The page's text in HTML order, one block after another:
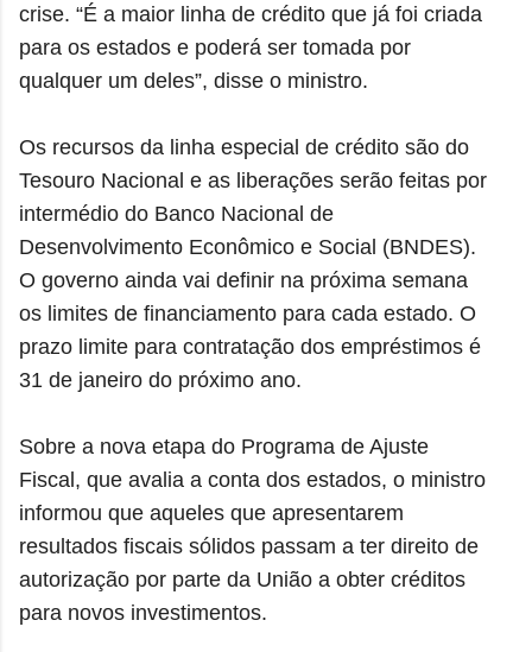
crise. “É a maior linha de crédito que já foi criada
para os estados e poderá ser tomada por
qualquer um deles”, disse o ministro.
Os recursos da linha especial de crédito são do
Tesouro Nacional e as liberações serão feitas por
intermédio do Banco Nacional de
Desenvolvimento Econômico e Social (BNDES).
O governo ainda vai definir na próxima semana
os limites de financiamento para cada estado. O
prazo limite para contratação dos empréstimos é
31 de janeiro do próximo ano.
Sobre a nova etapa do Programa de Ajuste
Fiscal, que avalia a conta dos estados, o ministro
informou que aqueles que apresentarem
resultados fiscais sólidos passam a ter direito de
autorização por parte da União a obter créditos
para novos investimentos.